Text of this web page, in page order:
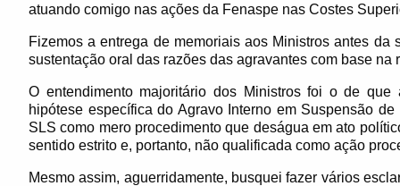
atuando comigo nas ações da Fenaspe nas Costes
Fizemos a entrega de memoriais aos Ministros antes
sustentação oral das razões das agravantes com base na
O entendimento majoritário dos Ministros foi o de
hipótese específica do Agravo Interno em Suspensão
SLS como mero procedimento que deságua em ato
sentido estrito e, portanto, não qualificada como ação
Mesmo assim, aguerridamente, busquei fazer vários